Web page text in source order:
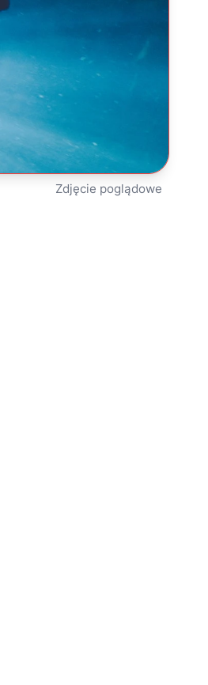
Zdjęcie poglądowe